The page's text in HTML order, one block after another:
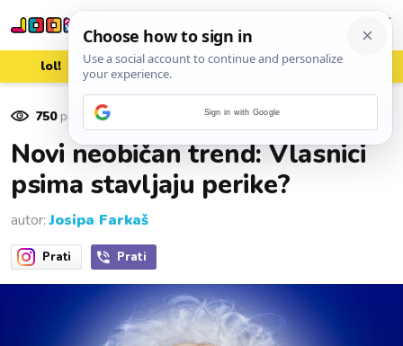
lol! aww vrh! woot?!
750pregleda
Novi neobičan trend: Vlasnici
psima stavljaju perike?
autor:Josipa Farkaš
Prati Prati
Sign in with Google